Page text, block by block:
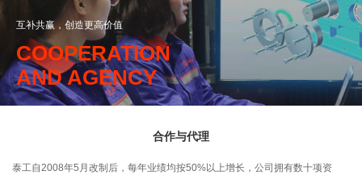
互补共赢，创造更高价值
COOPERATION
AND AGENCY
合作与代理
泰工自2008年5月改制后，每年业绩均按50%以上增长，公司拥有数十项资